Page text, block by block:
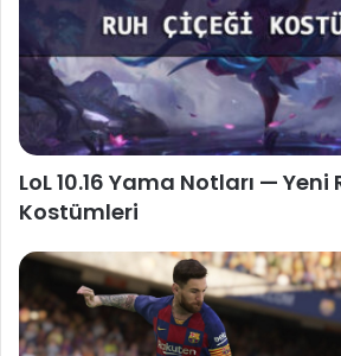
LoL 10.16 Yama Notları — Yeni
Kostümleri